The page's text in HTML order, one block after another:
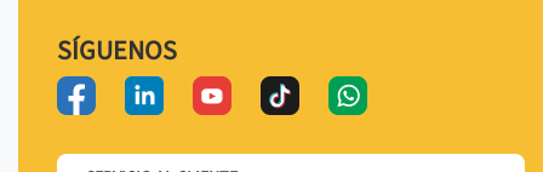
SÍGUENOS